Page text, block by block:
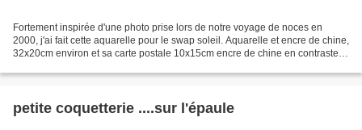
Fortement inspirée d'une photo prise lors de notre voyage de noces en
2000, j'ai fait cette aquarelle pour le swap soleil. Aquarelle et encre de chine,
32x20cm environ et sa carte postale 10x15cm encre de chine en contraste.
petite coquetterie ....sur l'épaule